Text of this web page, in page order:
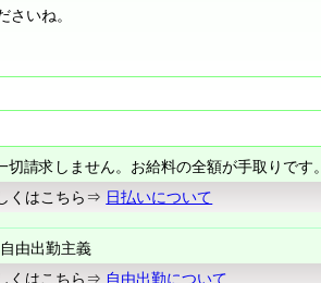
いね。
請求しません。お給料の全額が手取りです。
くはこちら⇒ 日払いについて
由出勤主義
くはこちら⇒ 自由出勤について